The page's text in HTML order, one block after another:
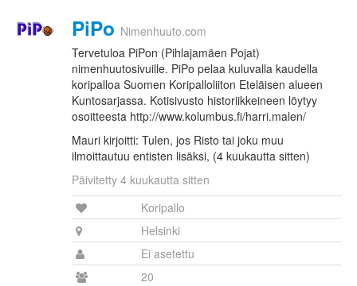
PiPo Nimenhuuto.com
Tervetuloa PiPon (Pihlajamäen Pojat)
nimenhuutosivuille. PiPo pelaa kuluvalla kaudella
koripalloa Suomen Koripalloliiton Eteläisen alueen
Kuntosarjassa. Kotisivusto historiikkeineen löytyy
osoitteesta http://www.kolumbus.fi/harri.malen/
Mauri kirjoitti: Tulen, jos Risto tai joku muu
ilmoittautuu entisten lisäksi, (4 kuukautta sitten)
Päivitetty 4 kuukautta sitten
Koripallo
Helsinki
Ei asetettu
20